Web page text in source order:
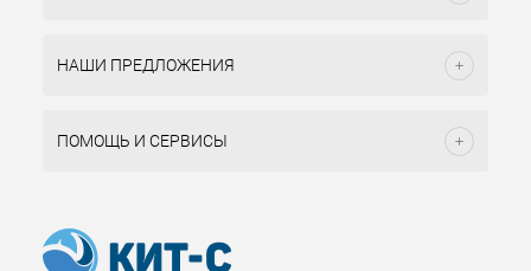
НАШИ ПРЕДЛОЖЕНИЯ
ПОМОЩЬ И СЕРВИСЫ